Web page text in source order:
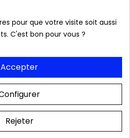
Du Produit
pour que votre visite soit aussi
C'est bon pour vous ?
Accepter
Rejeter